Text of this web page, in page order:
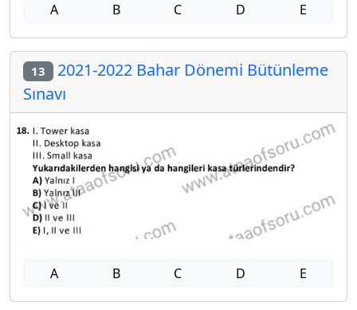
A B C D E
13 2021-2022 Bahar Dönemi Bütünleme
Sınavı
A B C D E